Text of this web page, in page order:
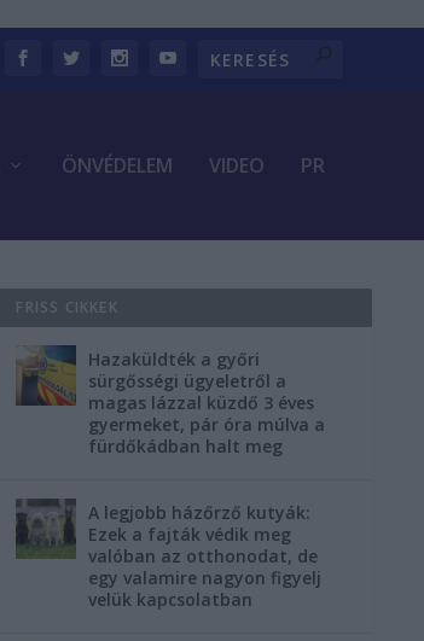
ÖNVÉDELEM VIDEO PR
FRISS CIKKEK
Hazaküldték a győri
sürgősségi ügyeletről a
magas lázzal küzdő 3 éves
gyermeket, pár óra múlva a
fürdőkádban halt meg
A legjobb házőrző kutyák:
Ezek a fajták védik meg
valóban az otthonodat, de
egy valamire nagyon figyelj
velük kapcsolatban